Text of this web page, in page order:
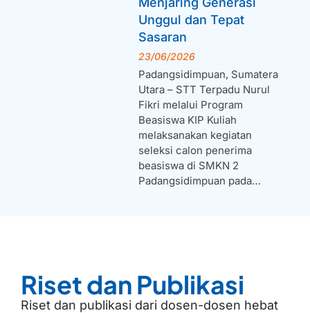
Unggul dan Tepat
Sasaran
23/06/2026
Padangsidimpuan, Sumatera
Utara – STT Terpadu Nurul
Fikri melalui Program
Beasiswa KIP Kuliah
melaksanakan kegiatan
seleksi calon penerima
beasiswa di SMKN 2
Padangsidimpuan pada…
Riset dan Publikasi
Riset dan publikasi dari dosen-dosen hebat